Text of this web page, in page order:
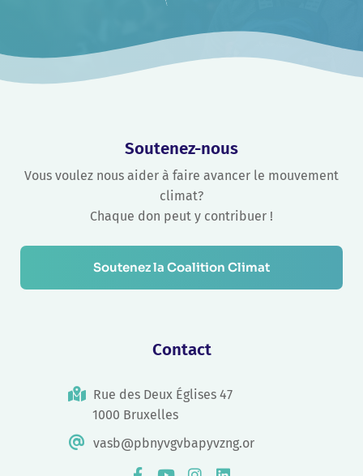
Soutenez-nous
Vous voulez nous aider à faire avancer le mouvement
climat?
Chaque don peut y contribuer !
Soutenez la Coalition Climat
Contact
Rue des Deux Églises 47
1000 Bruxelles
vasb@pbnyvgvbapyvzng.or